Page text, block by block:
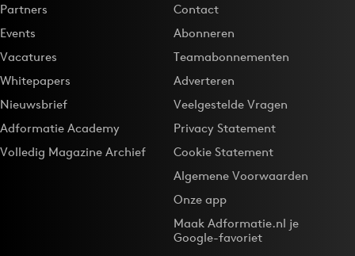
Partners
Events
Vacatures
Whitepapers
Nieuwsbrief
Adformatie Academy
Volledig Magazine Archief
Contact
Abonneren
Teamabonnementen
Adverteren
Veelgestelde Vragen
Privacy Statement
Cookie Statement
Algemene Voorwaarden
Onze app
Maak Adformatie.nl je
Google-favoriet